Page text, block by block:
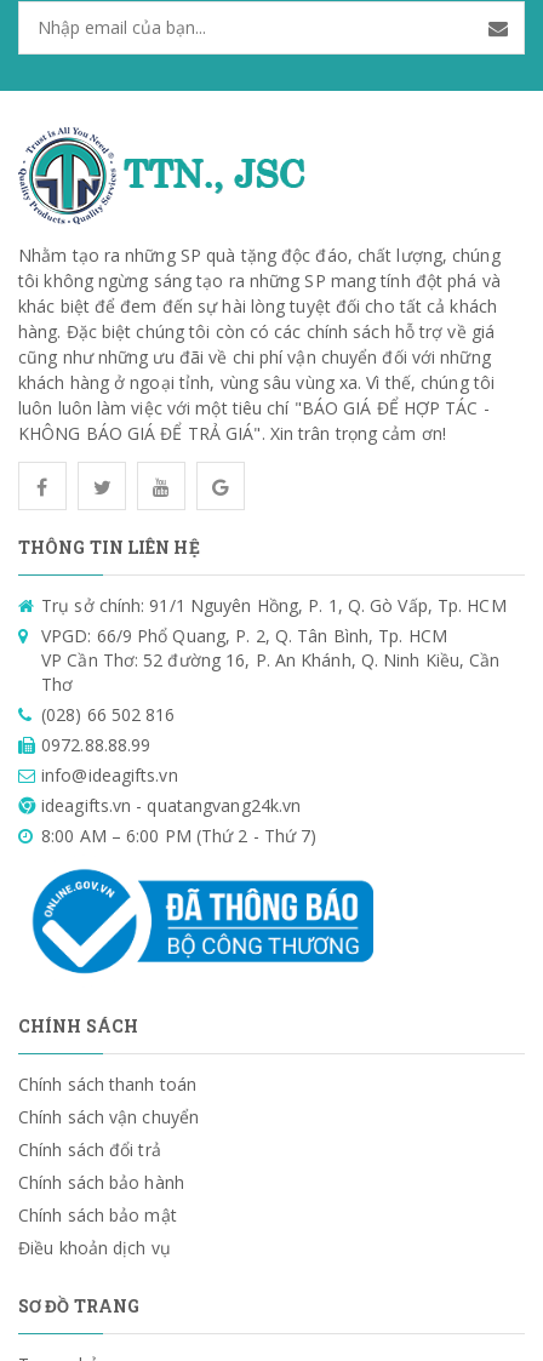
Nhằm tạo ra những SP quà tặng độc đáo, chất lượng, chúng
tôi không ngừng sáng tạo ra những SP mang tính đột phá và
khác biệt để đem đến sự hài lòng tuyệt đối cho tất cả khách
hàng. Đặc biệt chúng tôi còn có các chính sách hỗ trợ về giá
cũng như những ưu đãi về chi phí vận chuyển đối với những
khách hàng ở ngoại tỉnh, vùng sâu vùng xa. Vì thế, chúng tôi
luôn luôn làm việc với một tiêu chí "BÁO GIÁ ĐỂ HỢP TÁC -
KHÔNG BÁO GIÁ ĐỂ TRẢ GIÁ". Xin trân trọng cảm ơn!
THÔNG TIN LIÊN HỆ
Trụ sở chính: 91/1 Nguyên Hồng, P. 1, Q. Gò Vấp, Tp. HCM
VPGD: 66/9 Phổ Quang, P. 2, Q. Tân Bình, Tp. HCM
VP Cần Thơ: 52 đường 16, P. An Khánh, Q. Ninh Kiều, Cần
Thơ
(028) 66 502 816
0972.88.88.99
info@ideagifts.vn
ideagifts.vn - quatangvang24k.vn
8:00 AM – 6:00 PM (Thứ 2 - Thứ 7)
CHÍNH SÁCH
Chính sách thanh toán
Chính sách vận chuyển
Chính sách đổi trả
Chính sách bảo hành
Chính sách bảo mật
Điều khoản dịch vụ
SƠ ĐỒ TRANG